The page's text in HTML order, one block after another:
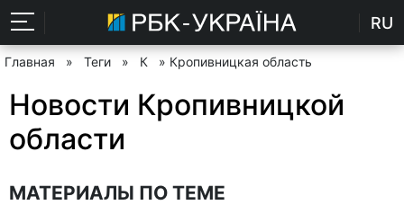
RU
Главная » Теги » К » Кропивницкая область
Новости Кропивницкой
области
МАТЕРИАЛЫ ПО ТЕМЕ